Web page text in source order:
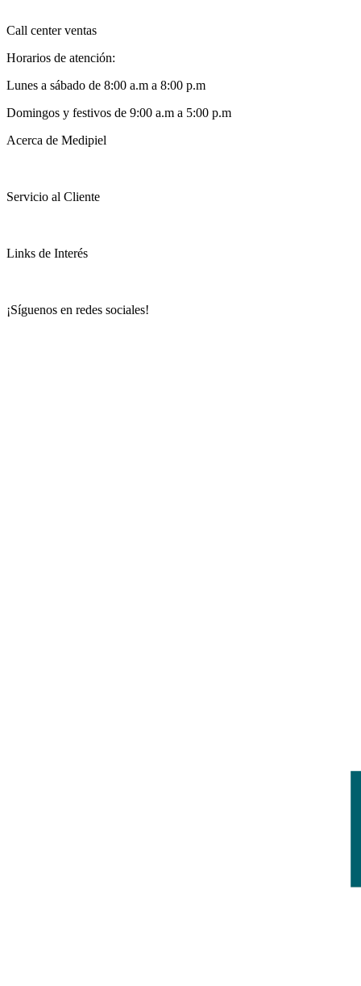
Call center ventas
Horarios de atención:
Lunes a sábado de 8:00 a.m a 8:00 p.m
Domingos y festivos de 9:00 a.m a 5:00 p.m
Acerca de Medipiel
Servicio al Cliente
Links de Interés
¡Síguenos en redes sociales!